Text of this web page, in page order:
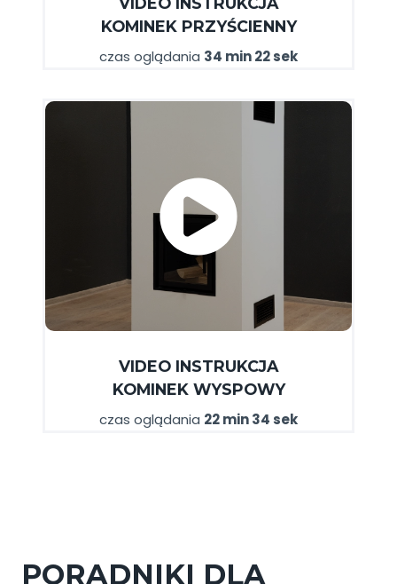
KOMINEK PRZYŚCIENNY
czas oglądania 34 min 22 sek
VIDEO INSTRUKCJA
KOMINEK WYSPOWY
czas oglądania 22 min 34 sek
PORADNIKI DLA